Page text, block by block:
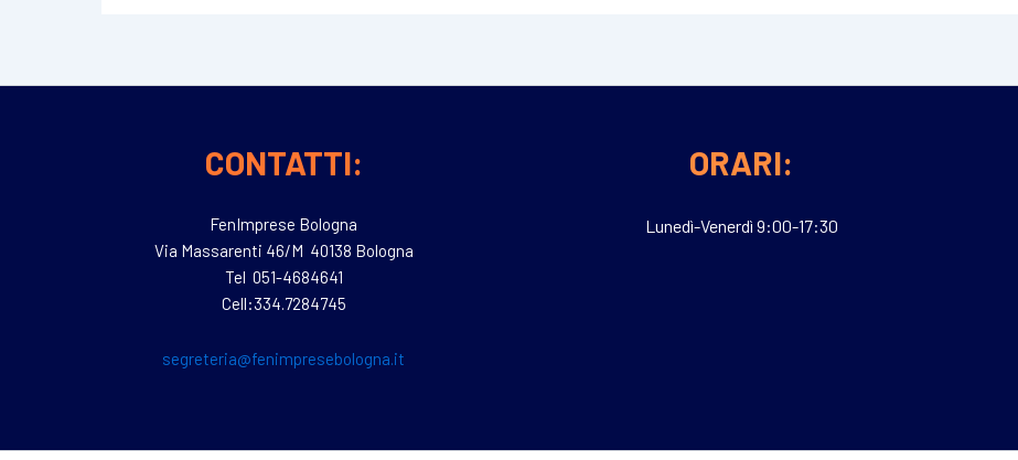
CONTATTI:
FenImprese Bologna
Via Massarenti 46/M 40138 Bologna
Tel 051-4684641
Cell:334.7284745
segreteria@fenimpresebologna.it
ORARI:
Lunedì-Venerdì 9:00-17:30